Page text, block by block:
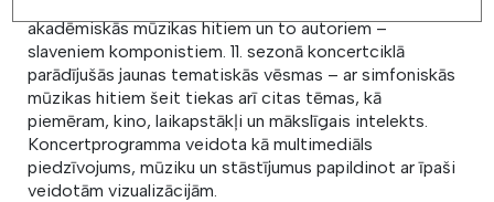
akadēmiskās mūzikas hitiem un to autoriem –
slaveniem komponistiem. 11. sezonā koncertciklā
parādījušās jaunas tematiskās vēsmas – ar simfoniskās
mūzikas hitiem šeit tiekas arī citas tēmas, kā
piemēram, kino, laikapstākļi un mākslīgais intelekts.
Koncertprogramma veidota kā multimediāls
piedzīvojums, mūziku un stāstījumus papildinot ar īpaši
veidotām vizualizācijām.